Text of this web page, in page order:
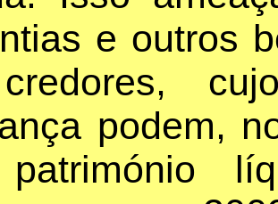
e outros
podem,